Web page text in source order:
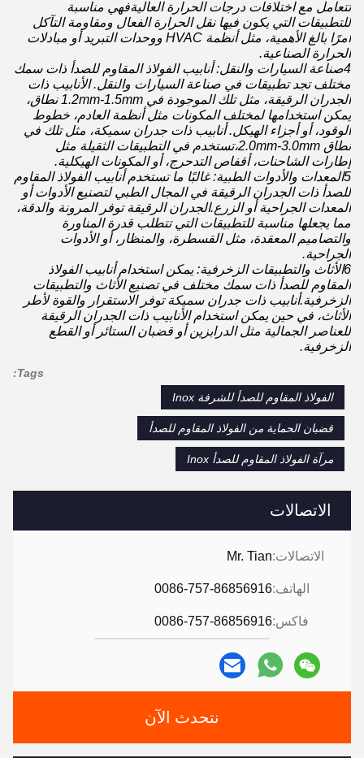
الاتصالات
الاتصالات:Mr. Tian
الهاتف:0086-757-86856916
فاكس:0086-757-86856916
نتحدث الآن
تتعامل مع اختلافات درجات الحرارة العاليةفهي مناسبة
للتطبيقات التي يكون فيها نقل الحرارة الفعال ومقاومة التآكل
أمرًا بالغ الأهمية، مثل أنظمة HVAC ووحدات التبريد أو مبادلات
الحرارة الصناعية.
4صناعة السيارات والنقل: أنابيب الفولاذ المقاوم للصدأ ذات سمك
مختلف تجد تطبيقات في صناعة السيارات والنقل. الأنابيب ذات
الجدران الرقيقة، مثل تلك الموجودة في 1.2mm-1.5mm نطاق،
يمكن استخدامها لمختلف المكونات مثل أنظمة العادم، خطوط
الوقود، أو أجزاء الهيكل. أنابيب ذات جدران سميكة، مثل تلك في
نطاق 2.0mm-3.0mm،تستخدم في التطبيقات الثقيلة مثل
إطارات الشاحنات، أقفاص التدحرج، أو المكونات الهيكلية.
5المعدات والأدوات الطبية: غالبًا ما تستخدم أنابيب الفولاذ المقاوم
للصدأ ذات الجدران الرقيقة في المجال الطبي لتصنيع الأدوات أو
المعدات الجراحية أو الزرع.الجدران الرقيقة توفر المرونة والدقة،
مما يجعلها مناسبة للتطبيقات التي تتطلب قدرة المناورة
والتصاميم المعقدة، مثل القسطرة، والمنظار، أو الأدوات
الجراحية.
6الأثاث والتطبيقات الزخرفية: يمكن استخدام أنابيب الفولاذ
المقاوم للصدأ ذات سمك مختلف في تصنيع الأثاث والتطبيقات
الزخرفية.أنابيب ذات جدران سميكة توفر الاستقرار والقوة لأطر
الأثاث، في حين يمكن استخدام الأنابيب ذات الجدران الرقيقة
للعناصر الجمالية مثل الدرابزين أو قضبان الستائر أو القطع
الزخرفية.
Tags:
الفولاذ المقاوم للصدأ للشرفة Inox
قضبان الحماية من الفولاذ المقاوم للصدأ
مرآة الفولاذ المقاوم للصدأ Inox